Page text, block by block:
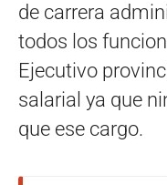
de carrera
todos los
Ejecutivo
salarial ya que
que ese cargo.